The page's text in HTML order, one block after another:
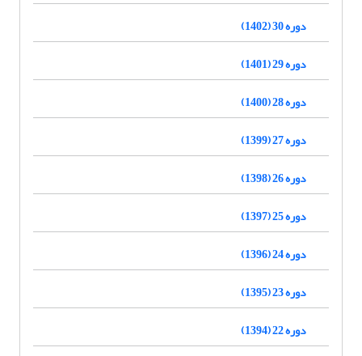
دوره 30 (1402)
دوره 29 (1401)
دوره 28 (1400)
دوره 27 (1399)
دوره 26 (1398)
دوره 25 (1397)
دوره 24 (1396)
دوره 23 (1395)
دوره 22 (1394)